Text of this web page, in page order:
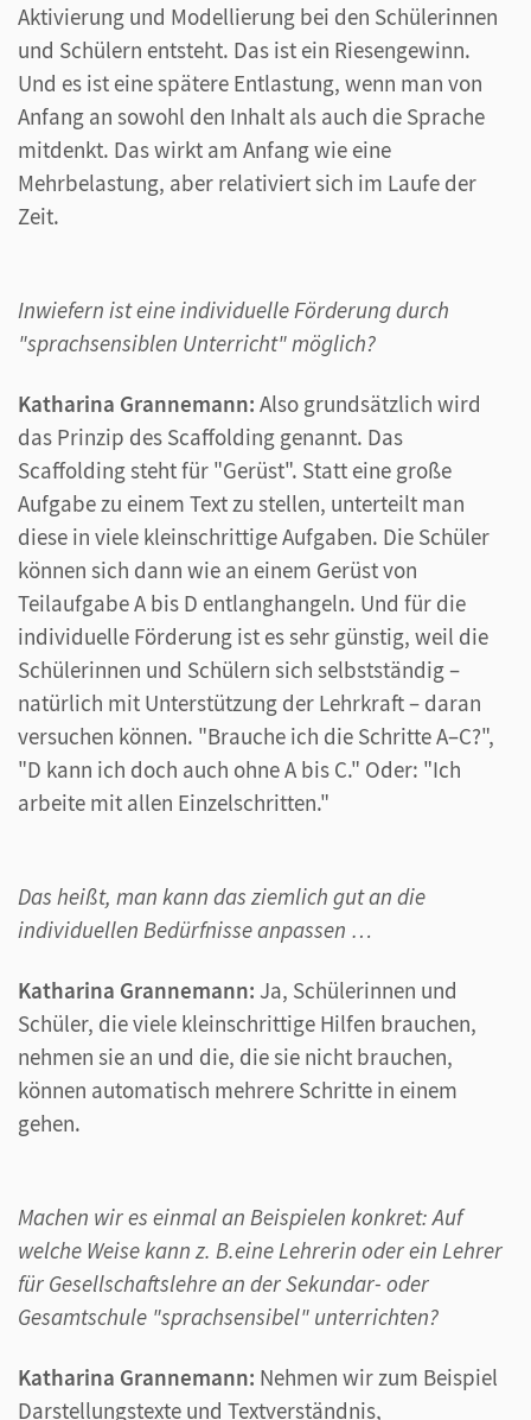
Aktivierung und Modellierung bei den Schülerinnen
und Schülern entsteht. Das ist ein Riesengewinn.
Und es ist eine spätere Entlastung, wenn man von
Anfang an sowohl den Inhalt als auch die Sprache
mitdenkt. Das wirkt am Anfang wie eine
Mehrbelastung, aber relativiert sich im Laufe der
Zeit.
Inwiefern ist eine individuelle Förderung durch
"sprachsensiblen Unterricht" möglich?
Katharina Grannemann: Also grundsätzlich wird
das Prinzip des Scaffolding genannt. Das
Scaffolding steht für "Gerüst". Statt eine große
Aufgabe zu einem Text zu stellen, unterteilt man
diese in viele kleinschrittige Aufgaben. Die Schüler
können sich dann wie an einem Gerüst von
Teilaufgabe A bis D entlanghangeln. Und für die
individuelle Förderung ist es sehr günstig, weil die
Schülerinnen und Schülern sich selbstständig –
natürlich mit Unterstützung der Lehrkraft – daran
versuchen können. "Brauche ich die Schritte A–C?",
"D kann ich doch auch ohne A bis C." Oder: "Ich
arbeite mit allen Einzelschritten."
Das heißt, man kann das ziemlich gut an die
individuellen Bedürfnisse anpassen …
Katharina Grannemann: Ja, Schülerinnen und
Schüler, die viele kleinschrittige Hilfen brauchen,
nehmen sie an und die, die sie nicht brauchen,
können automatisch mehrere Schritte in einem
gehen.
Machen wir es einmal an Beispielen konkret: Auf
welche Weise kann z. B.eine Lehrerin oder ein Lehrer
für Gesellschaftslehre an der Sekundar- oder
Gesamtschule "sprachsensibel" unterrichten?
Katharina Grannemann: Nehmen wir zum Beispiel
Darstellungstexte und Textverständnis,